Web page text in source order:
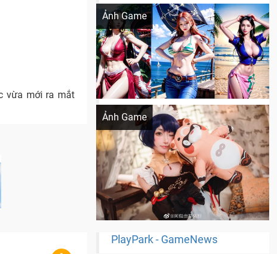
vừa mới ra mắt
Ảnh Game
Ảnh Game
Cosplay Xiangling siêu cute
PlayPark - GameNews